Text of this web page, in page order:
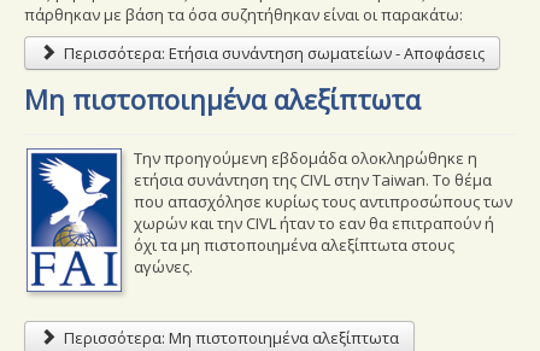
English Articles
Επικοινωνία
πάρθηκαν με βάση τα όσα συζητήθηκαν είναι οι παρακάτω:
Περισσότερα: Ετήσια συνάντηση σωματείων - Αποφάσεις
Μη πιστοποιημένα αλεξίπτωτα
Την προηγούμενη εβδομάδα ολοκληρώθηκε η
ετήσια συνάντηση της CIVL στην Taiwan. Το θέμα
που απασχόλησε κυρίως τους αντιπροσώπους των
χωρών και την CIVL ήταν το εαν θα επιτραπούν ή
όχι τα μη πιστοποιημένα αλεξίπτωτα στους
αγώνες.
Περισσότερα: Μη πιστοποιημένα αλεξίπτωτα